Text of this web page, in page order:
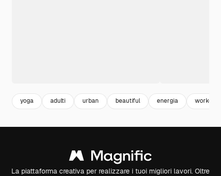
yoga adulti urban beautiful energia workout
La piattaforma creativa per realizzare i tuoi migliori lavori. Oltre